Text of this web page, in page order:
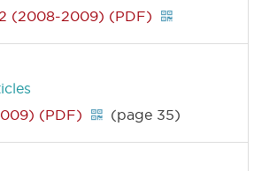
(2008-2009) (PDF)
(PDF)
(page 35)